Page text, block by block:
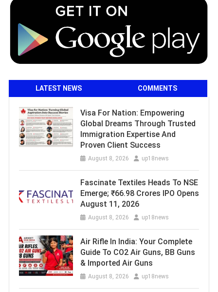
LATEST NEWS COMMENTS
Visa For Nation: Empowering
Global Dreams Through Trusted
Immigration Expertise And
Proven Client Success
August 8, 2026 up18news
Fascinate Textiles Heads To NSE
Emerge; ₹66.98 Crores IPO Opens
August 11, 2026
August 8, 2026 up18news
Air Rifle In India: Your Complete
Guide To CO2 Air Guns, BB Guns
& Imported Air Guns
August 8, 2026 up18news